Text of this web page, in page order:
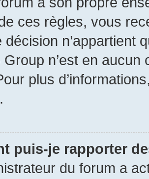
ces règles, vous
décision n’appartient
Group n’est en
plus
puis-je rapporter
du forum a